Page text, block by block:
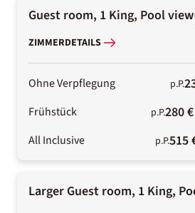
Guest room, 1 King, Pool view
ZIMMERDETAILS
Ohne Verpflegung p.P.
Frühstück p.P.280 €
All Inclusive p.P.515
Larger Guest room, 1 King,